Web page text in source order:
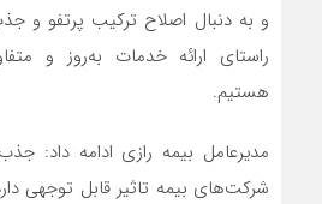
و به دنبال اصلاح ترکیب پرتفو و
راستای ارائه خدمات به‌روز و
هستیم.
مدیرعامل بیمه رازی ادامه داد:
شرکت‌های بیمه تاثیر قابل توجهی